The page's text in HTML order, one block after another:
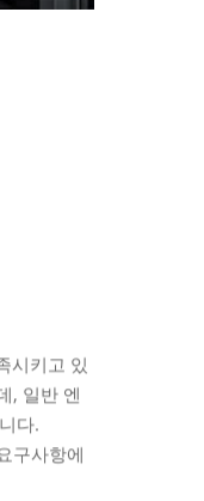
시키고 있
, 일반 엔
다.
구사항에
니라 우수
에도 열
도 제공을
적 기계
다. 또한
내마모
용을 절
진공,
한 품질로
출공정을
용되는
니다.
복합재료
종제품이
정밀 부품
몰딩사
PAI,
제적인
가공에
니다. 독
부품을
냉난방 비
®프로
계에서